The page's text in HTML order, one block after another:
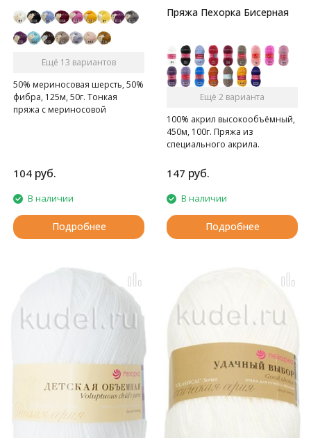
Ещё 13 вариантов
50% мериносовая шерсть, 50%
фибра, 125м, 50г. Тонкая
пряжа с мериносовой
104 руб.
В наличии
Подробнее
Пряжа Пехорка Бисерная
Ещё 2 варианта
100% акрил высокообъёмный,
450м, 100г. Пряжа из
специального акрила.
147 руб.
В наличии
Подробнее